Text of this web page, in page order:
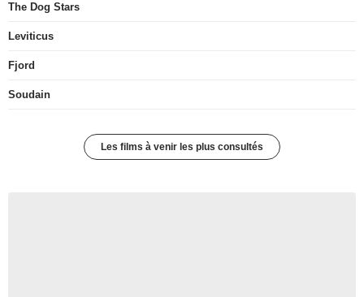
The Dog Stars
Leviticus
Fjord
Soudain
Les films à venir les plus consultés